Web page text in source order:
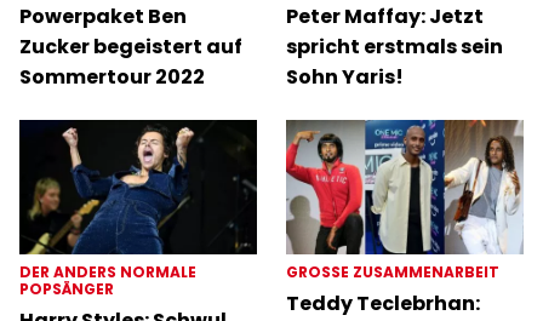
Powerpaket Ben
Zucker begeistert auf
Sommertour 2022
Peter Maffay: Jetzt
spricht erstmals sein
Sohn Yaris!
DER ANDERS NORMALE
POPSÄNGER
GROSSE ZUSAMMENARBEIT
Teddy Teclebrhan: